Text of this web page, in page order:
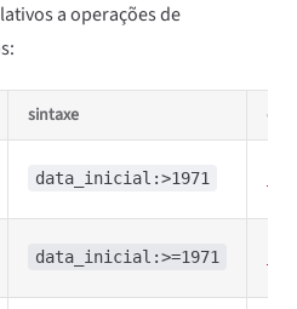
a operações de
sintaxe
data_inicial:>1971
data_inicial:>=1971